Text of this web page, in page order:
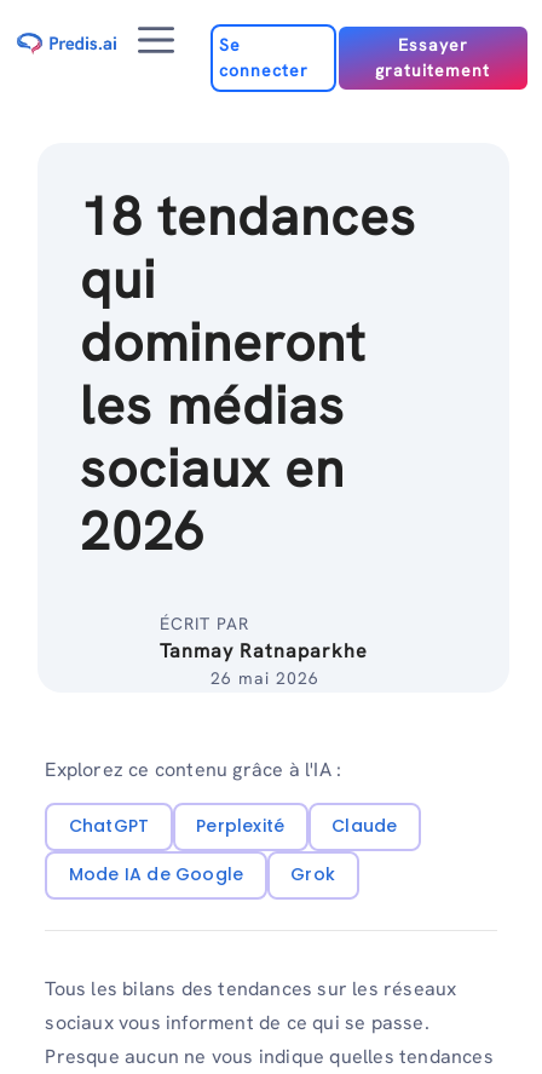
au
Menu
Se
connecter
Essayer
gratuitement
18 tendances
qui
domineront
les médias
sociaux en
2026
ÉCRIT PAR
Tanmay Ratnaparkhe
26 mai 2026
Explorez ce contenu grâce à l'IA :
ChatGPT Perplexité
Claude
Mode IA de Google
Grok
Tous les bilans des tendances sur les réseaux
sociaux vous informent de ce qui se passe.
Presque aucun ne vous indique quelles tendances